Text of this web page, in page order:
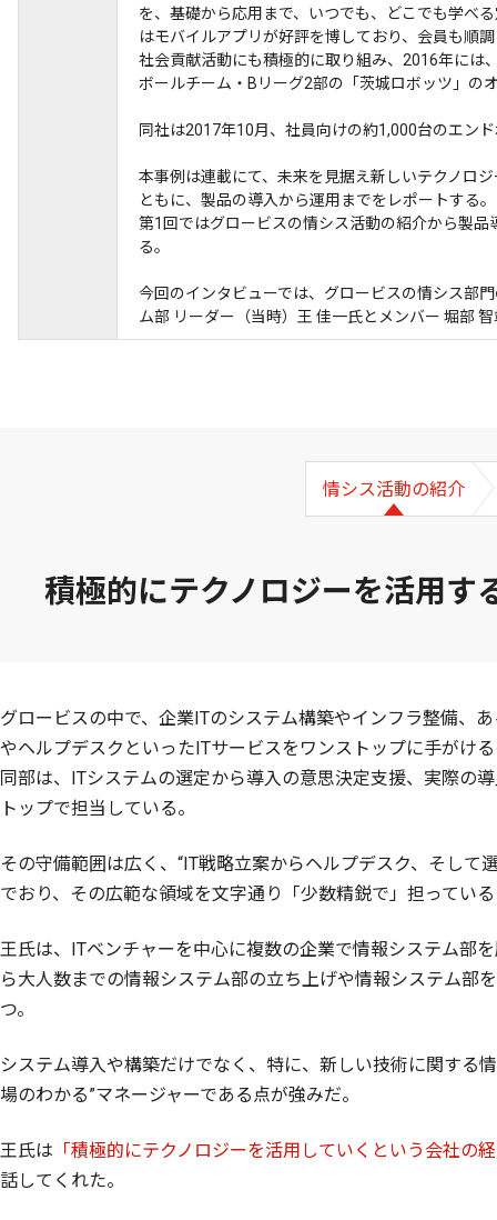
を、基礎から応用まで、いつでも、どこでも学べ
はモバイルアプリが好評を博しており、会員も順
社会貢献活動にも積極的に取り組み、2016年には
ボールチーム・Bリーグ2部の「茨城ロボッツ」の
同社は2017年10月、社員向けの約1,000台のエン
本事例は連載にて、未来を見据え新しいテクノロ
ともに、製品の導入から運用までをレポートする。
第1回ではグロービスの情シス活動の紹介から製
る。
今回のインタビューでは、グロービスの情シス部
ム部 リーダー（当時）王 佳一氏とメンバー 堀部
積極的にテクノロジーを活用す
情シス活動の紹介
グロービスの中で、企業ITのシステム構築やインフラ整備、
やヘルプデスクといったITサービスをワンストップに手がけ
同部は、ITシステムの選定から導入の意思決定支援、実際の
トップで担当している。
その守備範囲は広く、“IT戦略立案からヘルプデスク、そして
でおり、その広範な領域を文字通り「少数精鋭で」担ってい
王氏は、ITベンチャーを中心に複数の企業で情報システム部
ら大人数までの情報システム部の立ち上げや情報システム部
つ。
システム導入や構築だけでなく、特に、新しい技術に関する
場のわかる”マネージャーである点が強みだ。
王氏は 「積極的にテクノロジーを活用していくという会社
話してくれた。